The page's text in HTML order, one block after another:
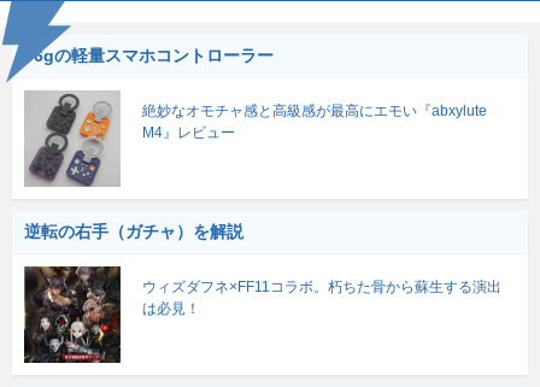
56gの軽量スマホコントローラー
絶妙なオモチャ感と高級感が最高にエモい『abxylute
M4』レビュー
逆転の右手（ガチャ）を解説
ウィズダフネ×FF11コラボ。朽ちた骨から蘇生する演出
は必見！